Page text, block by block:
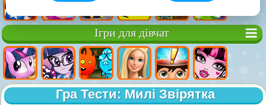
Ігри для дівчат
Гра Тести: Милі Звірятка